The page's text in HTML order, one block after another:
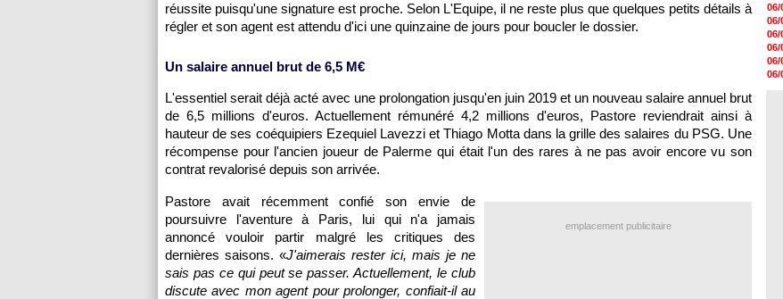
réussite puisqu'une signature est proche. Selon L'Equipe, il ne reste plus que quelques petits détails à
régler et son agent est attendu d'ici une quinzaine de jours pour boucler le dossier.
Un salaire annuel brut de 6,5 M€
L'essentiel serait déjà acté avec une prolongation jusqu'en juin 2019 et un nouveau salaire annuel brut
de 6,5 millions d'euros. Actuellement rémunéré 4,2 millions d'euros, Pastore reviendrait ainsi à
hauteur de ses coéquipiers Ezequiel Lavezzi et Thiago Motta dans la grille des salaires du PSG. Une
récompense pour l'ancien joueur de Palerme qui était l'un des rares à ne pas avoir encore vu son
contrat revalorisé depuis son arrivée.
emplacement publicitaire
Pastore avait récemment confié son envie de
poursuivre l'aventure à Paris, lui qui n'a jamais
annoncé vouloir partir malgré les critiques des
dernières saisons. «J'aimerais rester ici, mais je ne
sais pas ce qui peut se passer. Actuellement, le club
discute avec mon agent pour prolonger, confiait-il au
06/
06/
06/
06/
06/
06/